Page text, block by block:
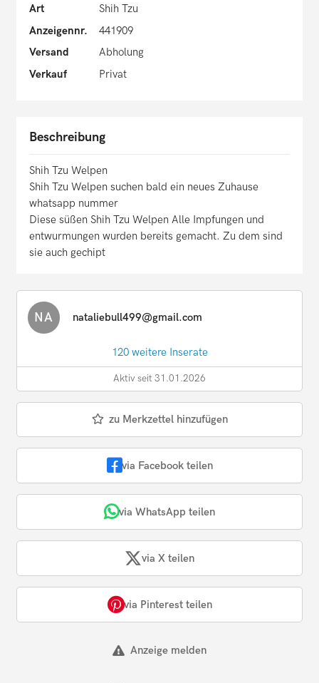
Art
Shih Tzu
Anzeigennr.
441909
Versand
Abholung
Verkauf
Privat
Beschreibung
Shih Tzu Welpen
Shih Tzu Welpen suchen bald ein neues Zuhause
whatsapp nummer
Diese süßen Shih Tzu Welpen Alle Impfungen und
entwurmungen wurden bereits gemacht. Zu dem sind
sie auch gechipt
NA nataliebull499@gmail.com
120 weitere Inserate
Aktiv seit 31.01.2026
zu Merkzettel hinzufügen
via Facebook teilen
via WhatsApp teilen
via X teilen
via Pinterest teilen
Anzeige melden